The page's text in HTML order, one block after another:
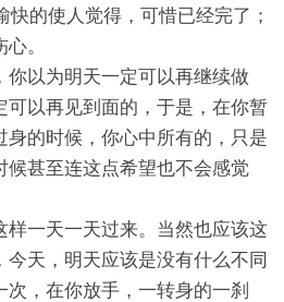
的使人觉得，可惜已经完了；
。
你以为明天一定可以再继续做
可以再见到面的，于是，在你暂
身的时候，你心中所有的，只是
候甚至连这点希望也不会感觉
样一天一天过来。当然也应该这
天，明天应该是没有什么不同
，在你放手，一转身的一刹